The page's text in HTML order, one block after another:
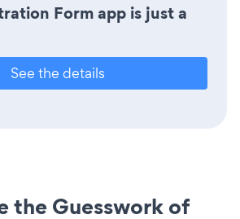
Form app is just a
See the details
the Guesswork of